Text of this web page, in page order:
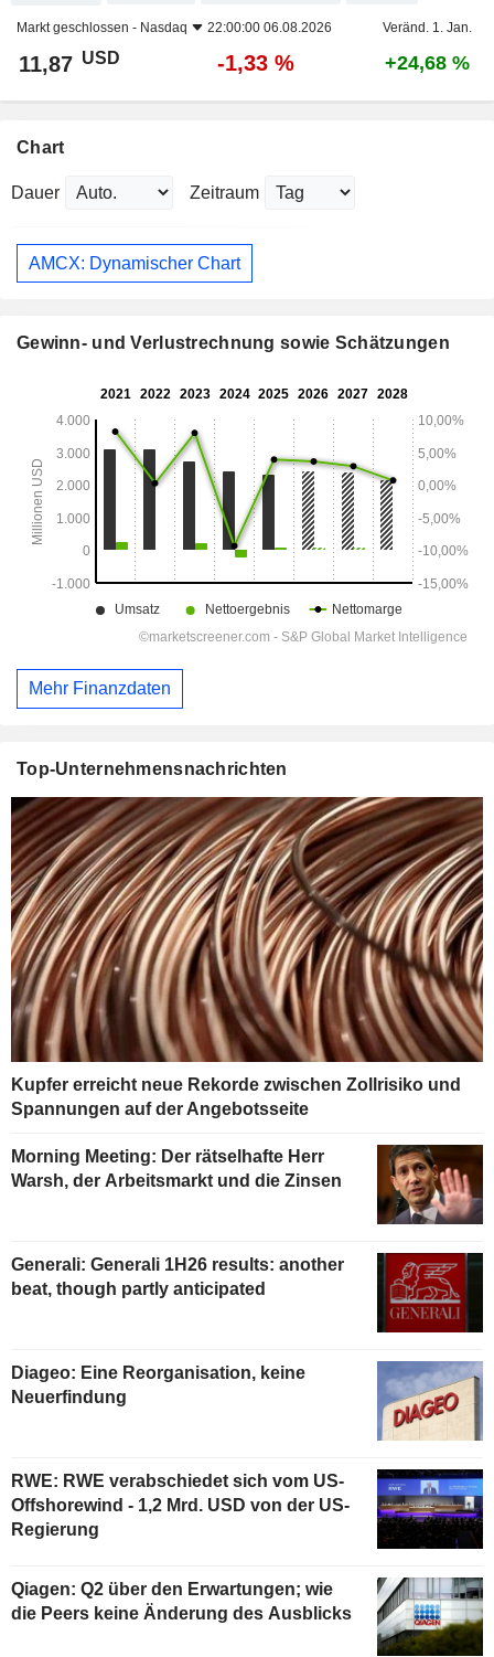
Markt geschlossen - Nasdaq 22:00:00 06.08.2026 Veränd. 1. Jan.
11,87 USD -1,33 % +24,68 %
Chart
Dauer Zeitraum
AMCX: Dynamischer Chart
Gewinn- und Verlustrechnung sowie Schätzungen
Mehr Finanzdaten
Top-Unternehmensnachrichten
Kupfer erreicht neue Rekorde zwischen Zollrisiko und
Spannungen auf der Angebotsseite
Morning Meeting: Der rätselhafte Herr
Warsh, der Arbeitsmarkt und die Zinsen
Generali: Generali 1H26 results: another
beat, though partly anticipated
Diageo: Eine Reorganisation, keine
Neuerfindung
RWE: RWE verabschiedet sich vom US-
Offshorewind - 1,2 Mrd. USD von der US-
Regierung
Qiagen: Q2 über den Erwartungen; wie
die Peers keine Änderung des Ausblicks